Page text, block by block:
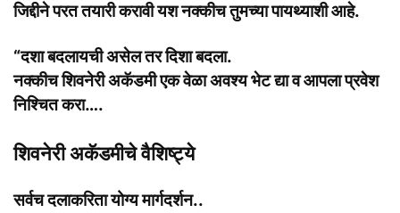
जिद्दीने परत तयारी करावी यश नक्कीच तुमच्या पायथ्याशी आहे.
“दशा बदलायची असेल तर दिशा बदला.
नक्कीच शिवनेरी अकॅडमी एक वेळा अवश्य भेट द्या व आपला प्रवेश
निश्चित करा….
शिवनेरी अकॅडमीचे वैशिष्ट्ये
सर्वच दलाकरिता योग्य मार्गदर्शन..